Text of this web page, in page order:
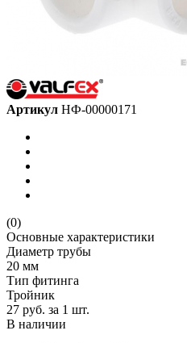
Артикул НФ-00000171
(0)
Основные характеристики
Диаметр трубы
20 мм
Тип фитинга
Тройник
27 руб. за 1 шт.
В наличии